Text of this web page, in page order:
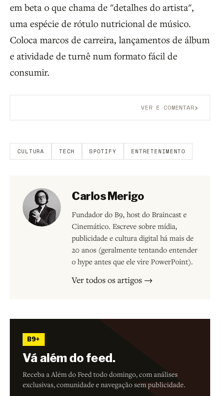
em beta o que chama de "detalhes do artista",
uma espécie de rótulo nutricional de músico.
Coloca marcos de carreira, lançamentos de álbum
e atividade de turnê num formato fácil de
consumir.
VER E COMENTAR›
CULTURA TECH SPOTIFY ENTRETENIMENTO
Carlos Merigo
Fundador do B9, host do Braincast e
Cinemático. Escreve sobre mídia,
publicidade e cultura digital há mais de
20 anos (geralmente tentando entender
o hype antes que ele vire PowerPoint).
Ver todos os artigos →
B9+
Vá além do feed.
Receba a Além do Feed todo domingo, com análises
exclusivas, comunidade e navegação sem publicidade.